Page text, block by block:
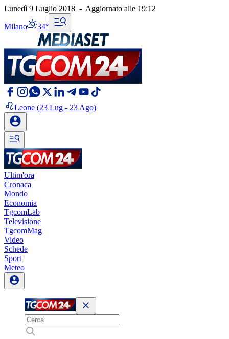
Lunedì 9 Luglio 2018 - Aggiornato alle 19:12
Milano 34°
Leone (23 Lug - 23 Ago)
Ultim'ora
Cronaca
Mondo
Economia
TgcomLab
Televisione
TgcomMag
Video
Schede
Sport
Meteo